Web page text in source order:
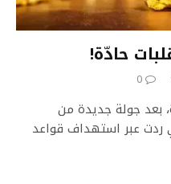
حادّة!
0
بعد جولة جديدة من
ردت عبر استهداف قواعد